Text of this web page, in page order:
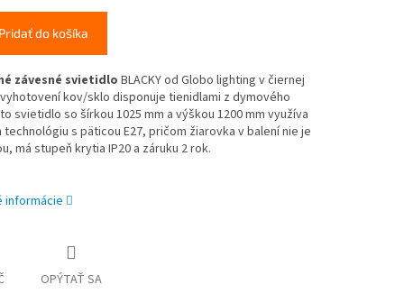
do košíka
závesné svietidlo BLACKY od Globo lighting v čiernej
kov/sklo disponuje tienidlami z dymového
svietidlo so šírkou 1025 mm a výškou 1200 mm využíva
technológiu s päticou E27, pričom žiarovka v balení nie je
má stupeň krytia IP20 a záruku 2 rok.
informácie
OPÝTAŤ SA